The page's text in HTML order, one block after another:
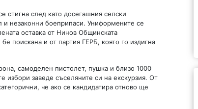
стигна след като досегашния селски
незаконни боеприпаси. Униформените се
оставка от Нинов Общинската
поискана и от партия ГЕРБ, която го издигна
самоделен пистолет, пушка и близо 1000
избори заведе съселяните си на екскурзия. От
че ако се кандидатира отново ще